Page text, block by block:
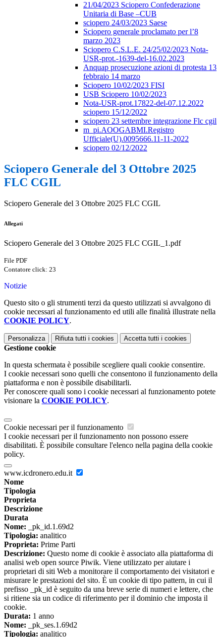
21/04/2023 Sciopero Confederazione
Unitaria di Base –CUB
sciopero 24/03/2023 Saese
Sciopero generale proclamato per l’8
marzo 2023
Sciopero C.S.L.E. 24/25/02/2023 Nota-
USR-prot.-1639-del-16.02.2023
Anquap prosecuzione azioni di protesta 13
febbraio 14 marzo
Sciopero 10/02/2023 FISI
USB Sciopero 10/02/2023
Nota-USR-prot.17822-del-07.12.2022
sciopero 15/12/2022
sciopero 23 settembre integrazione Flc cgil
m_pi.AOOGABMI.Registro
Ufficiale(U).0095666.11-11-2022
sciopero 02/12/2022
Sciopero Generale del 3 Ottobre 2025
FLC CGIL
Sciopero Generale del 3 Ottobre 2025 FLC CGIL
Allegati
Sciopero Generale del 3 Ottobre 2025 FLC CGIL_1.pdf
File PDF
Contatore click: 23
Notizie
Questo sito o gli strumenti terzi da questo utilizzati si avvalgono di
cookie necessari al funzionamento ed utili alle finalità illustrate nella
COOKIE POLICY.
Personalizza Rifiuta tutti i cookies Accetta tutti i cookies
Gestione cookie
In questa schermata è possibile scegliere quali cookie consentire.
I cookie necessari sono quelli che consentono il funzionamento della
piattaforma e non è possibile disabilitarli.
Per conoscere quali sono i cookie necessari al funzionamento potete
visionare la COOKIE POLICY.
Cookie necessari per il funzionamento
I cookie necessari per il funzionamento non possono essere
disabilitati. È possibile consultare l'elenco nella pagina della cookie
policy.
www.icdronero.edu.it
Nome
Tipologia
Proprieta
Descrizione
Durata
Nome: _pk_id.1.69d2
Tipologia: analitico
Proprieta: Prime Parti
Descrizione: Questo nome di cookie è associato alla piattaforma di
analisi web open source Piwik. Viene utilizzato per aiutare i
proprietari di siti Web a monitorare il comportamento dei visitatori e
misurare le prestazioni del sito. È un cookie di tipo pattern, in cui il
prefisso _pk_id è seguito da una breve serie di numeri e lettere, che
si ritiene sia un codice di riferimento per il dominio che imposta il
cookie.
Durata: 1 anno
Nome: _pk_ses.1.69d2
Tipologia: analitico